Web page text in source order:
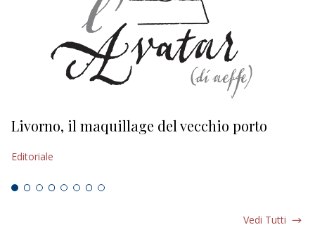
Livorno, il maquillage del vecchio porto
Editoriale
Vedi Tutti